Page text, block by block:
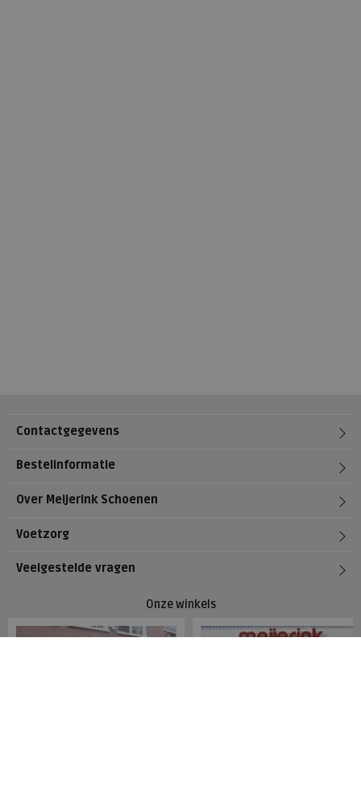
Contactgegevens
Bestelinformatie
Over Meijerink Schoenen
Voetzorg
Veelgestelde vragen
Onze winkels